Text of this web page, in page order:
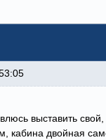
выставить
кабина двойная